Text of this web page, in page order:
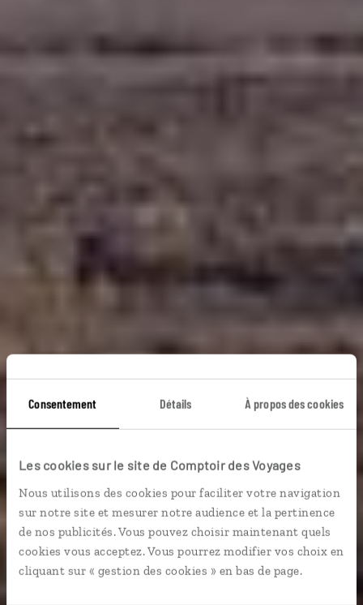
Consentement Détails À propos des cookies
Les cookies sur le site de Comptoir des Voyages
Nous utilisons des cookies pour faciliter votre navigation
sur notre site et mesurer notre audience et la pertinence
de nos publicités. Vous pouvez choisir maintenant quels
cookies vous acceptez. Vous pourrez modifier vos choix en
cliquant sur « gestion des cookies » en bas de page.
Sous les volcans, la
vigne
Autotour combiné aux Canaries : volcans de Tenerife
et Lanzarote.
Grands espaces